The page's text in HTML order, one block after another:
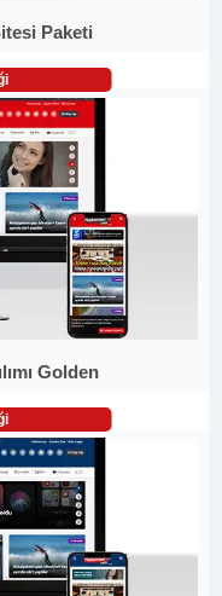
Paketi
Golden